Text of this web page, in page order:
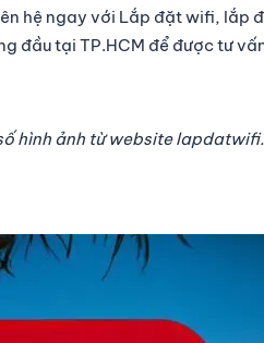
hệ ngay với Lắp đặt wifi, lắp
đầu tại TP.HCM để được tư
hình ảnh từ website